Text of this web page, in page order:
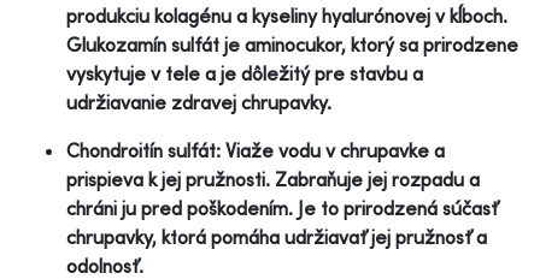
produkciu kolagénu a kyseliny hyalurónovej v kĺboch.
Glukozamín sulfát je aminocukor, ktorý sa prirodzene
vyskytuje v tele a je dôležitý pre stavbu a
udržiavanie zdravej chrupavky.
Chondroitín sulfát: Viaže vodu v chrupavke a
prispieva k jej pružnosti. Zabraňuje jej rozpadu a
chráni ju pred poškodením. Je to prirodzená súčasť
chrupavky, ktorá pomáha udržiavať jej pružnosť a
odolnosť.